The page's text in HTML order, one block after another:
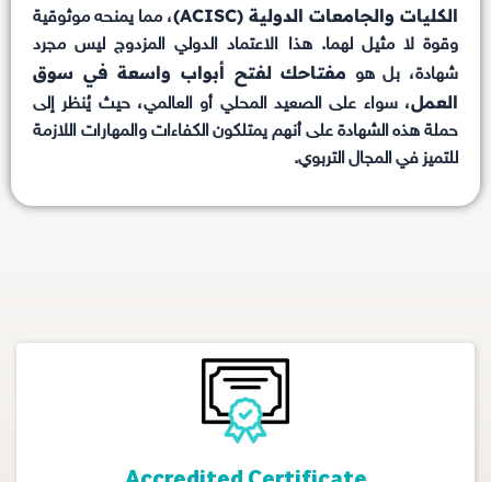
الكليات والجامعات الدولية (ACISC)
، مما يمنحه موثوقية
وقوة لا مثيل لهما. هذا الاعتماد الدولي المزدوج ليس مجرد
شهادة، بل هو مفتاحك لفتح أبواب واسعة في سوق
العمل، سواء على الصعيد المحلي أو العالمي، حيث يُنظر إلى
حملة هذه الشهادة على أنهم يمتلكون الكفاءات والمهارات اللازمة
للتميز في المجال التربوي.